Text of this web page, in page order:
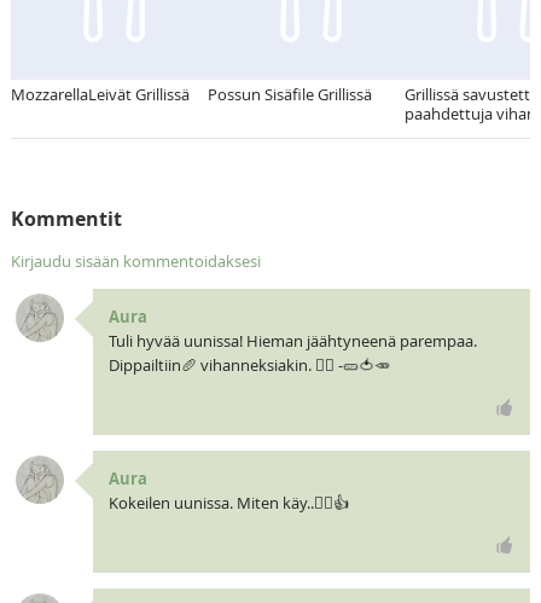
MozzarellaLeivät Grillissä Possun Sisäfile Grillissä
Grillissä
paahdettuja
Kommentit
Kirjaudu sisään kommentoidaksesi
Aura
Tuli hyvää uunissa! Hieman jäähtyneenä parempaa.
Dippailtiin🥖 vihanneksiakin. 🧝‍♀️ -🥒🍅🥕
Aura
Kokeilen uunissa. Miten käy..🧝‍♀️👍